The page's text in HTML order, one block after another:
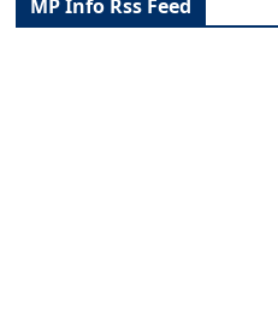
MP Info Rss Feed